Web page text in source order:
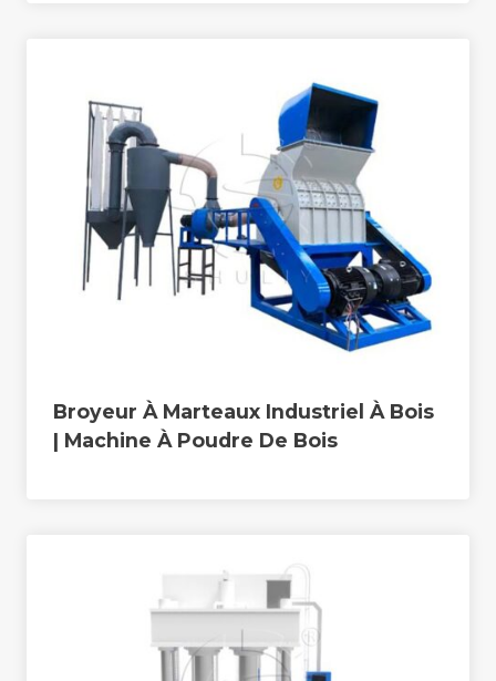
Broyeur À Marteaux Industriel À Bois
| Machine À Poudre De Bois